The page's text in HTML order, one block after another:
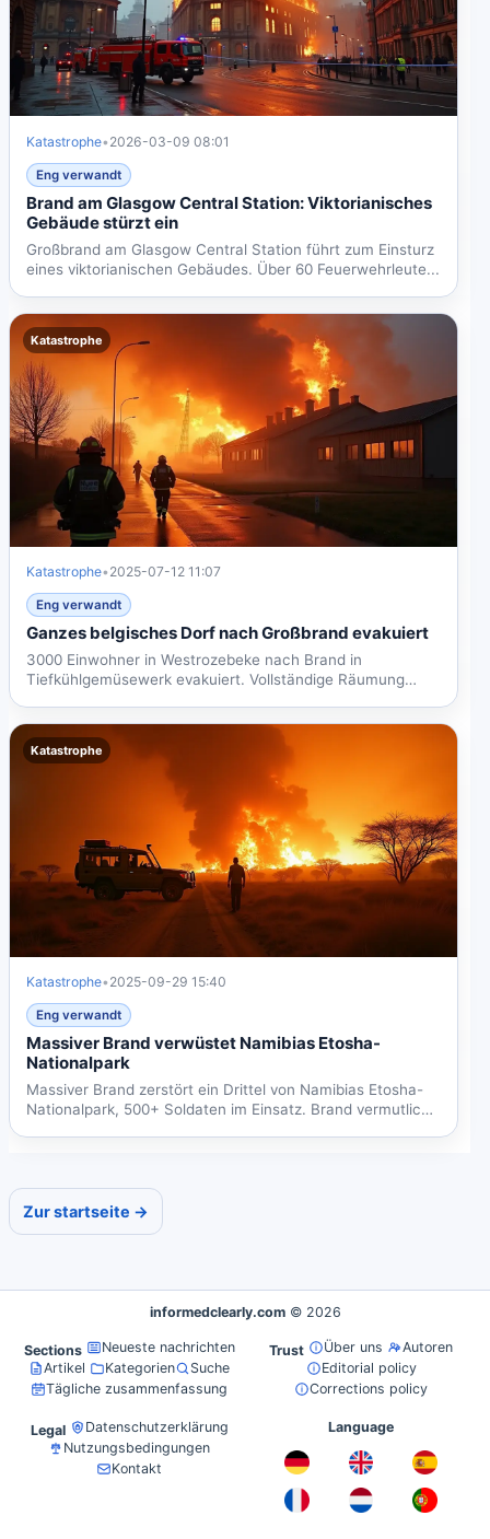
Katastrophe• 2026-03-09 08:01
Eng verwandt
Brand am Glasgow Central Station: Viktorianisches
Gebäude stürzt ein
Großbrand am Glasgow Central Station führt zum Einsturz
eines viktorianischen Gebäudes. Über 60 Feuerwehrleute...
Katastrophe
Katastrophe• 2025-07-12 11:07
Eng verwandt
Ganzes belgisches Dorf nach Großbrand evakuiert
3000 Einwohner in Westrozebeke nach Brand in
Tiefkühlgemüsewerk evakuiert. Vollständige Räumung
Katastrophe
Katastrophe• 2025-09-29 15:40
Eng verwandt
Massiver Brand verwüstet Namibias Etosha-
Nationalpark
Massiver Brand zerstört ein Drittel von Namibias Etosha-
Nationalpark, 500+ Soldaten im Einsatz. Brand vermutlich
Zur startseite →
informedclearly.com © 2026
Sections
Neueste nachrichten
Artikel
Kategorien
Suche
Tägliche zusammenfassung
Trust Über uns
Autoren
Editorial policy
Corrections policy
Legal
Datenschutzerklärung
Nutzungsbedingungen
Kontakt
Language